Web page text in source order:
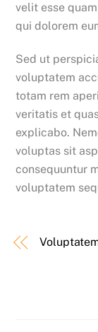
velit esse
qui dolorem
Sed ut
voluptatem
totam rem
veritatis et
explicabo.
voluptas sit
consequuntur
voluptatem